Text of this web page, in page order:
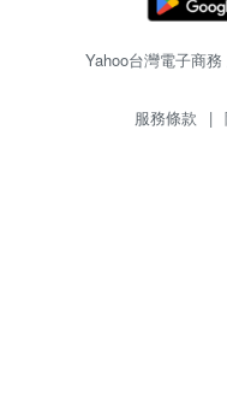
Yahoo台灣電子商
服務條款 |